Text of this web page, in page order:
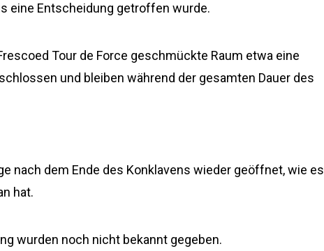
eine Entscheidung getroffen wurde.
Tour de Force geschmückte Raum etwa eine
und bleiben während der gesamten Dauer des
nach dem Ende des Konklavens wieder geöffnet, wie es
hat.
wurden noch nicht bekannt gegeben.